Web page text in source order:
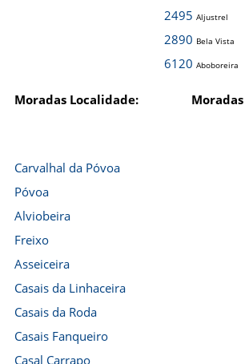
2495 Aljustrel
2890 Bela Vista
6120 Aboboreira
Moradas Localidade:
Carvalhal da Póvoa
Póvoa
Alviobeira
Freixo
Asseiceira
Casais da Linhaceira
Casais da Roda
Casais Fanqueiro
Casal Carrapo